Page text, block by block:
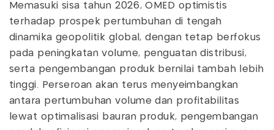
Memasuki sisa tahun 2026, OMED optimistis
terhadap prospek pertumbuhan di tengah
dinamika geopolitik global, dengan tetap berfokus
pada peningkatan volume, penguatan distribusi,
serta pengembangan produk bernilai tambah lebih
tinggi. Perseroan akan terus menyeimbangkan
antara pertumbuhan volume dan profitabilitas
lewat optimalisasi bauran produk, pengembangan